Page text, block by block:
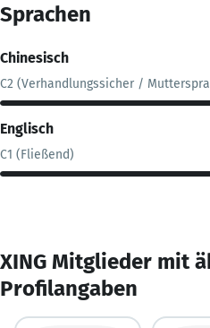
Sprachen
Chinesisch
C2 (Verhandlungssicher /
Englisch
C1 (Fließend)
XING Mitglieder mit
Profilangaben